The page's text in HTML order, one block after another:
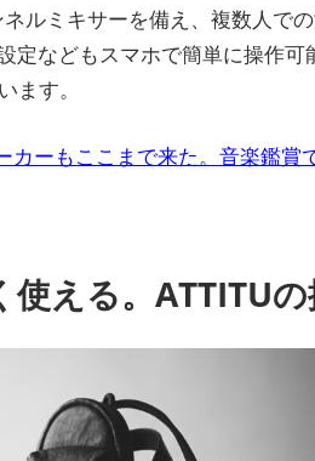
ルミキサーを備え、複数人で
定などもスマホで簡単に操作可
ます。
ーもここまで来た。音楽鑑賞
使える。ATTITU